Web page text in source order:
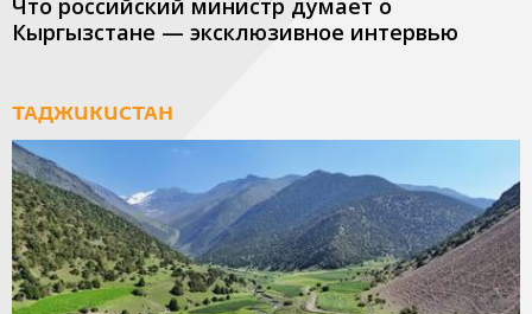
Что российский министр думает о
Кыргызстане — эксклюзивное интервью
ТАДЖИКИСТАН